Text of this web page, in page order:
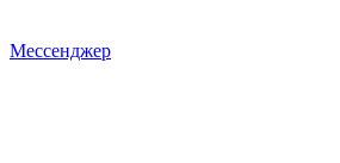
Мессенджер